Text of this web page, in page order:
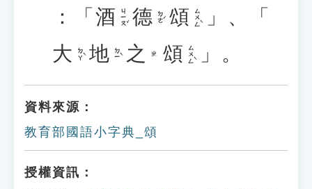
：「 酒 ㄐㄧㄡˇ 德 ㄉㄜˊ 頌 ㄙㄨㄥˋ
」、「
大 ㄉㄚˋ 地 ㄉㄧˋ 之 ㄓ 頌 ㄙㄨㄥˋ 」。
資料來源：
教育部國語小字典_頌
授權資訊：